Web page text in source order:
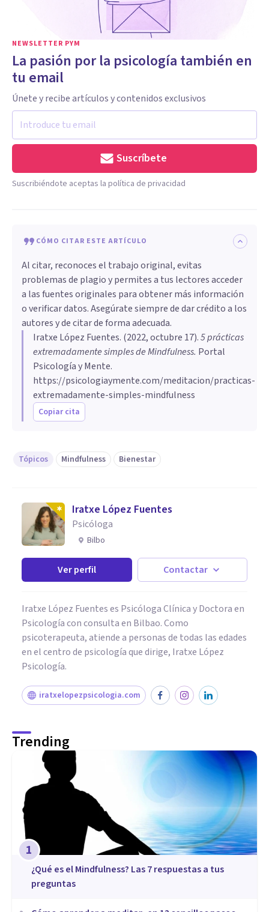
NEWSLETTER PYM
La pasión por la psicología también en
tu email
Únete y recibe artículos y contenidos exclusivos
Suscríbete
Suscribiéndote aceptas la política de privacidad
CÓMO CITAR ESTE ARTÍCULO
Al citar, reconoces el trabajo original, evitas
problemas de plagio y permites a tus lectores acceder
a las fuentes originales para obtener más información
o verificar datos. Asegúrate siempre de dar crédito a los
autores y de citar de forma adecuada.
Iratxe López Fuentes. (2022, octubre 17).5 prácticas
extremadamente simples de Mindfulness. Portal
Psicología y Mente.
https://psicologiaymente.com/meditacion/practicas-
extremadamente-simples-mindfulness
Copiar cita
Tópicos Mindfulness Bienestar
Iratxe López Fuentes
Psicóloga
Bilbo
Ver perfil Contactar
Iratxe López Fuentes es Psicóloga Clínica y Doctora en
Psicología con consulta en Bilbao. Como
psicoterapeuta, atiende a personas de todas las edades
en el centro de psicología que dirige, Iratxe López
Psicología.
iratxelopezpsicologia.com
Trending
1
¿Qué es el Mindfulness? Las 7 respuestas a tus
preguntas